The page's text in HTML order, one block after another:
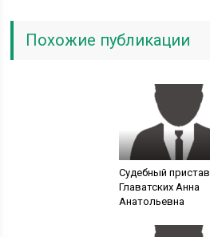
Похожие публикации
Судебный пристав
Главатских Анна
Анатольевна